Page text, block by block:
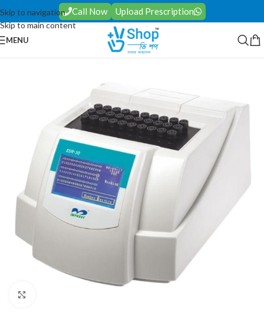
Skip to navigation
Skip to main content
Call Now Upload Prescription
MENU